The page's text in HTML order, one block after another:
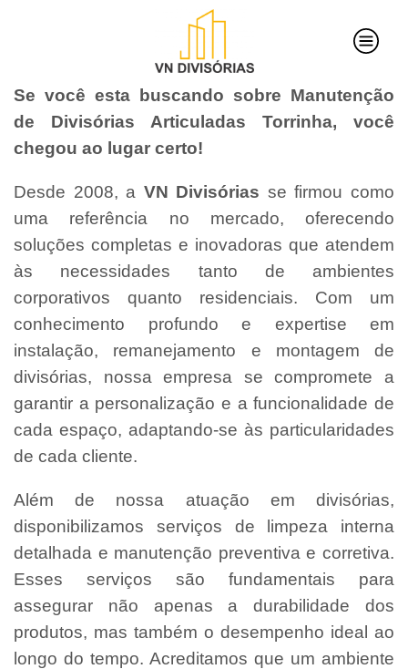
Se você esta buscando sobre Manutenção
de Divisórias Articuladas Torrinha, você
chegou ao lugar certo!
Desde 2008, a VN Divisórias se firmou como
uma referência no mercado, oferecendo
soluções completas e inovadoras que atendem
às necessidades tanto de ambientes
corporativos quanto residenciais. Com um
conhecimento profundo e expertise em
instalação, remanejamento e montagem de
divisórias, nossa empresa se compromete a
garantir a personalização e a funcionalidade de
cada espaço, adaptando-se às particularidades
de cada cliente.
Além de nossa atuação em divisórias,
disponibilizamos serviços de limpeza interna
detalhada e manutenção preventiva e corretiva.
Esses serviços são fundamentais para
assegurar não apenas a durabilidade dos
produtos, mas também o desempenho ideal ao
longo do tempo. Acreditamos que um ambiente